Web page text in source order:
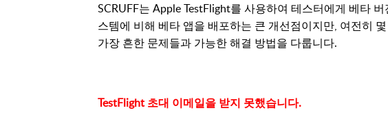
SCRUFF는 Apple TestFlight를 사용하여 테스터에게 베타
스템에 비해 베타 앱을 배포하는 큰 개선점이지만, 여전히
가장 흔한 문제들과 가능한 해결 방법을 다룹니다.
TestFlight 초대 이메일을 받지 못했습니다.